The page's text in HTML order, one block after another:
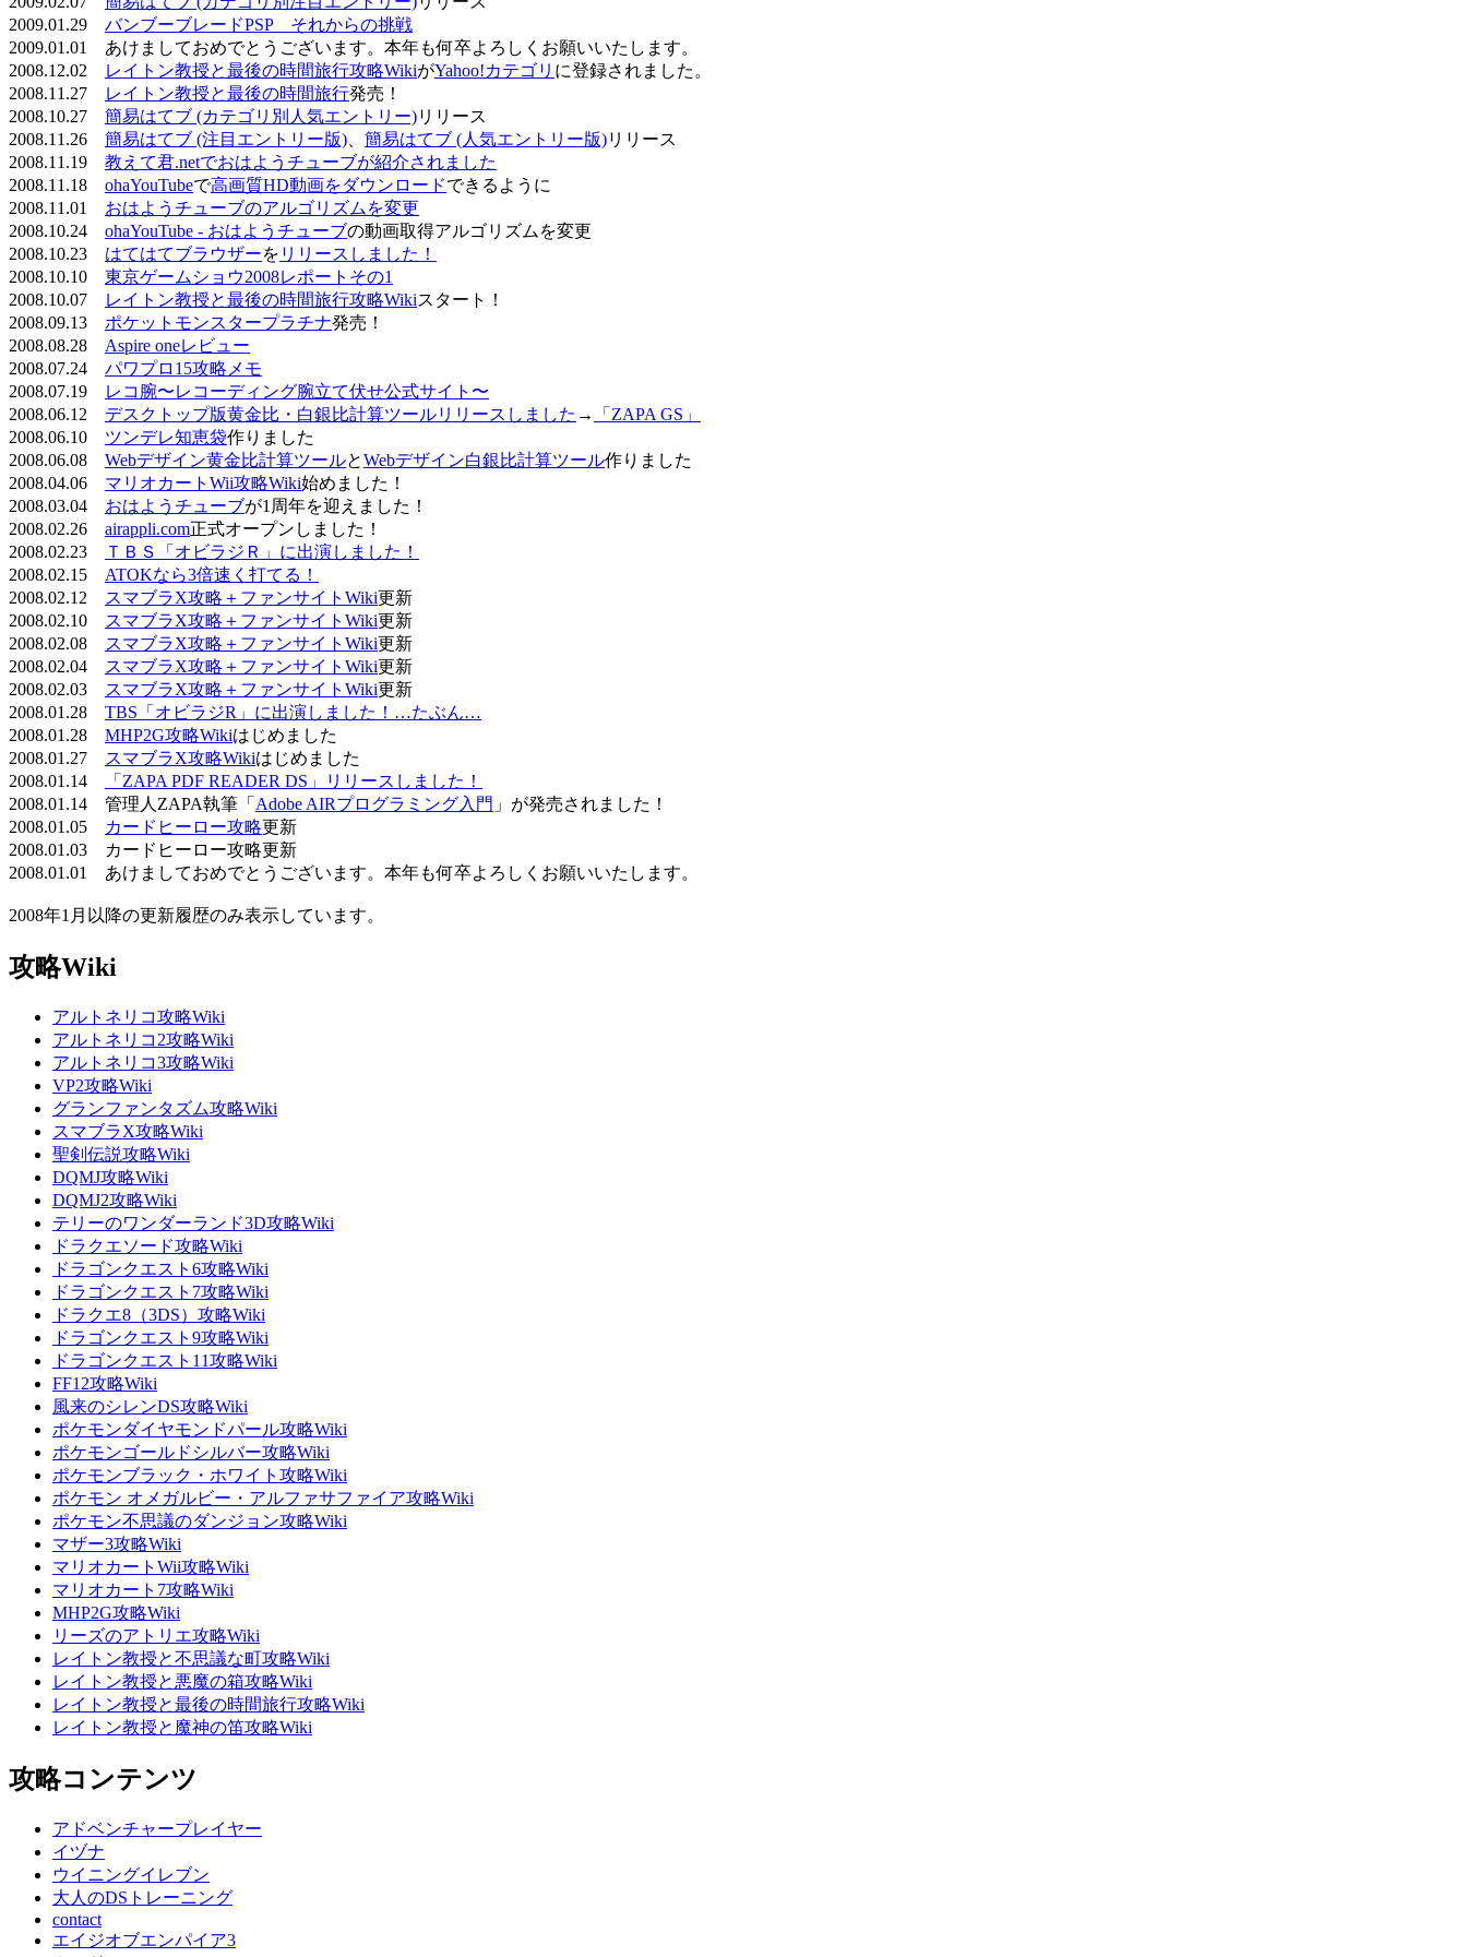
2009.01.29 バンブーブレードPSP それからの挑戦
2009.01.01 あけましておめでとうございます。本年も何卒よろしくお願いいたします。
2008.12.02
レイトン教授と最後の時間旅行攻略WikiがYahoo!カテゴリ に登録されました。
2008.11.27
レイトン教授と最後の時間旅行発売！
2008.10.27 簡易はてブ (カテゴリ別人気エントリー)リリース
2008.11.26 簡易はてブ (注目エントリー版) 簡易はてブ (人気エントリー版)リリース
2008.11.19 教えて君.netでおはようチューブが紹介されました
2008.11.18 ohaYouTubeで高画質HD動画をダウンロードできるように
2008.11.01 おはようチューブのアルゴリズムを変更
2008.10.24 ohaYouTube - おはようチューブの動画取得アルゴリズムを変更
2008.10.23 はてはてブラウザーを リリースしました！
2008.10.10 東京ゲームショウ2008レポートその1
2008.10.07
レイトン教授と最後の時間旅行攻略Wikiスタート！
2008.09.13 ポケットモンスタープラチナ発売！
2008.08.28 Aspire oneレビュー
2008.07.24 パワプロ15攻略メモ
2008.07.19
レコ腕〜レコーディング腕立て伏せ公式サイト〜
2008.06.12 デスクトップ版黄金比・白銀比計算ツールリリースしました →
「ZAPA GS」
2008.06.10 ツンデレ知恵袋作りました
2008.06.08 Webデザイン黄金比計算ツールとWebデザイン白銀比計算ツール作りました
2008.04.06 マリオカートWii攻略Wiki始めました！
2008.03.04 おはようチューブが1周年を迎えました！
2008.02.26 airappli.com正式オープンしました！
2008.02.23
ＴＢＳ「オビラジＲ」に出演しました！
2008.02.15 ATOKなら3倍速く打てる！
2008.02.12
スマブラX攻略＋ファンサイトWiki更新
2008.02.10
スマブラX攻略＋ファンサイトWiki更新
2008.02.08
スマブラX攻略＋ファンサイトWiki更新
2008.02.04
スマブラX攻略＋ファンサイトWiki更新
2008.02.03
スマブラX攻略＋ファンサイトWiki更新
2008.01.28 TBS「オビラジR」に出演しました！…たぶん…
2008.01.28 MHP2G攻略Wikiはじめました
2008.01.27
スマブラX攻略Wikiはじめました
2008.01.14
「ZAPA PDF READER DS」リリースしました！
2008.01.14 管理人ZAPA執筆「 Adobe AIRプログラミング入門 」が発売されました！
2008.01.05
カードヒーロー攻略更新
2008.01.03 カードヒーロー攻略更新
2008.01.01 あけましておめでとうございます。本年も何卒よろしくお願いいたします。
2008年1月以降の更新履歴のみ表示しています。
攻略Wiki
アルトネリコ攻略Wiki
アルトネリコ2攻略Wiki
アルトネリコ3攻略Wiki
VP2攻略Wiki
グランファンタズム攻略Wiki
スマブラX攻略Wiki
聖剣伝説攻略Wiki
DQMJ攻略Wiki
DQMJ2攻略Wiki
テリーのワンダーランド3D攻略Wiki
ドラクエソード攻略Wiki
ドラゴンクエスト6攻略Wiki
ドラゴンクエスト7攻略Wiki
ドラクエ8（3DS）攻略Wiki
ドラゴンクエスト9攻略Wiki
ドラゴンクエスト11攻略Wiki
FF12攻略Wiki
風来のシレンDS攻略Wiki
ポケモンダイヤモンドパール攻略Wiki
ポケモンゴールドシルバー攻略Wiki
ポケモンブラック・ホワイト攻略Wiki
ポケモン オメガルビー・アルファサファイア攻略Wiki
ポケモン不思議のダンジョン攻略Wiki
マザー3攻略Wiki
マリオカートWii攻略Wiki
マリオカート7攻略Wiki
MHP2G攻略Wiki
リーズのアトリエ攻略Wiki
レイトン教授と不思議な町攻略Wiki
レイトン教授と悪魔の箱攻略Wiki
レイトン教授と最後の時間旅行攻略Wiki
レイトン教授と魔神の笛攻略Wiki
攻略コンテンツ
アドベンチャープレイヤー
イヅナ
ウイニングイレブン
大人のDSトレーニング
contact
エイジオブエンパイア3